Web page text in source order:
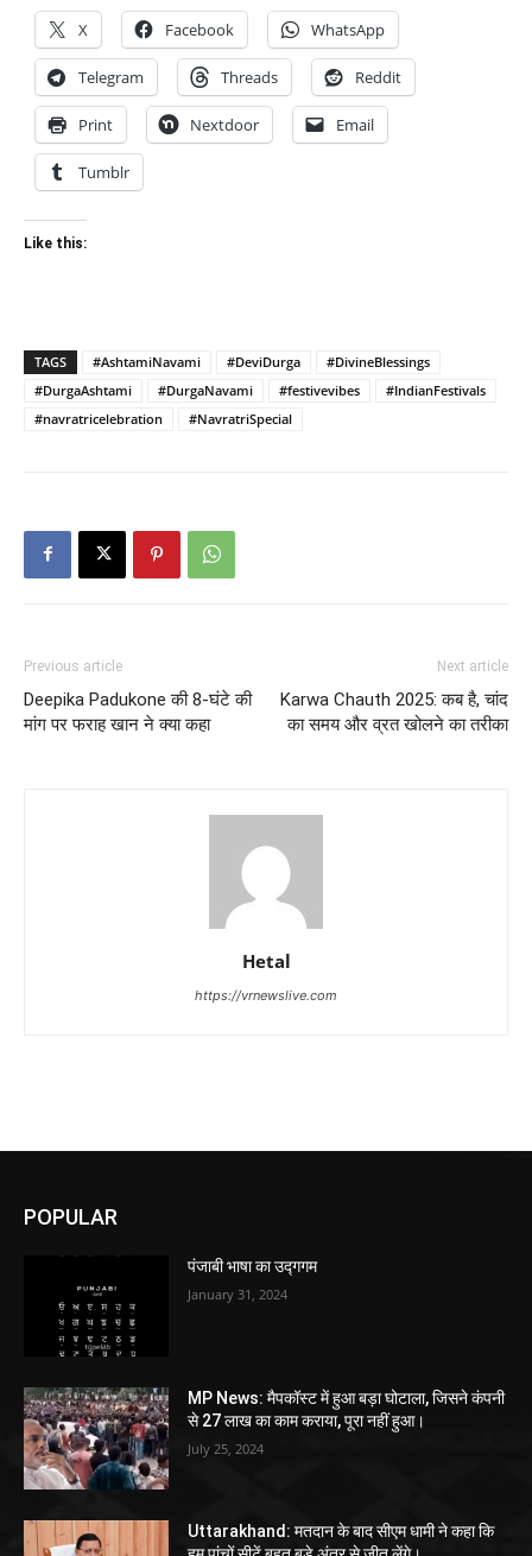
X Facebook WhatsApp
Telegram Threads Reddit
Print Nextdoor Email
Tumblr
Like this:
TAGS #AshtamiNavami #DeviDurga
#DivineBlessings
#DurgaAshtami
#DurgaNavami #festivevibes
#IndianFestivals
#navratricelebration
#NavratriSpecial
Previous article
Deepika Padukone की 8-घंटे की
मांग पर फराह खान ने क्या कहा
Next article
Karwa Chauth 2025: कब है, चांद
का समय और व्रत खोलने का तरीका
Hetal
https://vrnewslive.com
POPULAR
पंजाबी भाषा का उद्गगम
January 31, 2024
MP News: मैपकॉस्ट में हुआ बड़ा घोटाला, जिसने कंपनी
से 27 लाख का काम कराया, पूरा नहीं हुआ।
July 25, 2024
Uttarakhand: मतदान के बाद सीएम धामी ने कहा कि